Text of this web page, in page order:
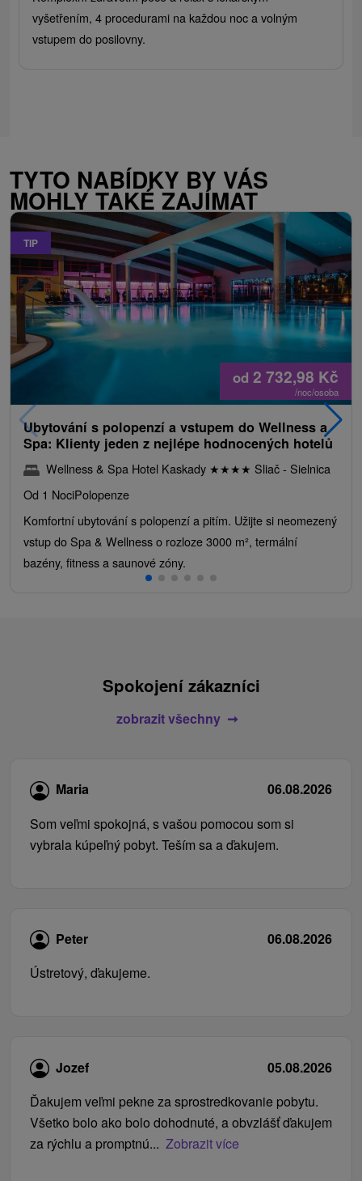
vyšetřením, 4 procedurami na každou noc a volným
vstupem do posilovny.
TYTO NABÍDKY BY VÁS
MOHLY TAKÉ ZAJÍMAT
TIP
od 2 732,98 Kč
/noc/osoba
Ubytování s polopenzí a vstupem do Wellness a
Spa: Klienty jeden z nejlépe hodnocených hotelů
Wellness & Spa Hotel Kaskady ★★★★ Sliač - Sielnica
Od 1 NociPolopenze
Komfortní ubytování s polopenzí a pitím. Užijte si neomezený
vstup do Spa & Wellness o rozloze 3000 m², termální
bazény, fitness a saunové zóny.
Spokojení zákazníci
zobrazit všechny
Maria
06.08.2026
Som veľmi spokojná, s vašou pomocou som si
vybrala kúpeľný pobyt. Teším sa a ďakujem.
Peter
06.08.2026
Ústretový, ďakujeme.
Jozef
05.08.2026
Ďakujem veľmi pekne za sprostredkovanie pobytu.
Všetko bolo ako bolo dohodnuté, a obvzlášť ďakujem
za rýchlu a promptnú... Zobrazit více